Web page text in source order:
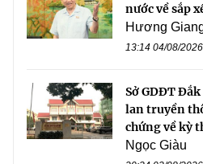
nước về sắp
Hương
13:14 04/08/2026
Sở GDĐT
lan truyền
chứng về kỳ
Ngọc Giàu